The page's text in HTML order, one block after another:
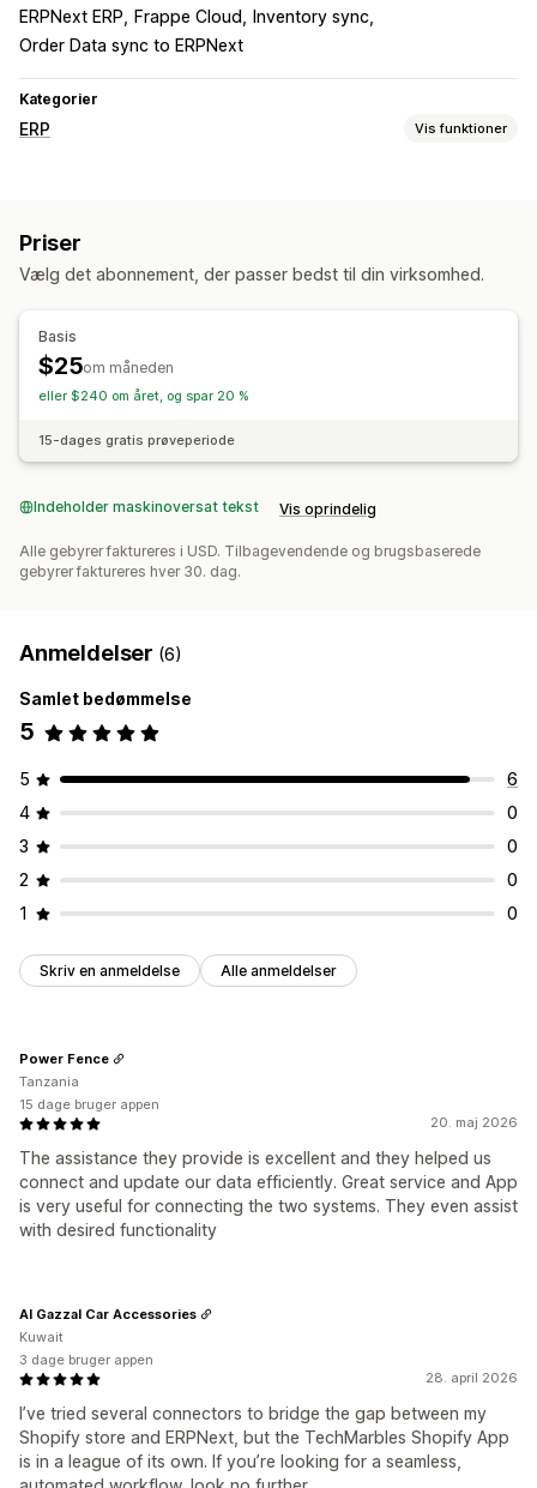
ERPNext ERP
Frappe Cloud
Inventory sync
Order Data sync to ERPNext
Kategorier
ERP Vis funktioner
Regnskab og økonomi
Kreditorer Debitorer
Indtægtsstyring
Finansiel konsolidering
Priser
Vælg det abonnement, der passer bedst til din virksomhed.
Basis
$25om måneden
eller $240 om året, og spar 20 %
15-dages gratis prøveperiode
Indeholder maskinoversat tekst Vis oprindelig
Alle gebyrer faktureres i USD. Tilbagevendende og brugsbaserede
gebyrer faktureres hver 30. dag.
Anmeldelser (6)
Samlet bedømmelse
5
5
6
4
0
3
0
2
0
1
0
Skriv en anmeldelse Alle anmeldelser
20. maj 2026
The assistance they provide is excellent and they helped us
connect and update our data efficiently. Great service and App
is very useful for connecting the two systems. They even assist
with desired functionality
Power Fence
Tanzania
15 dage bruger appen
28. april 2026
I’ve tried several connectors to bridge the gap between my
Shopify store and ERPNext, but the TechMarbles Shopify App
is in a league of its own. If you’re looking for a seamless,
Al Gazzal Car Accessories
Kuwait
3 dage bruger appen